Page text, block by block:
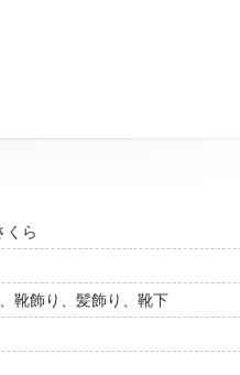
くら
靴飾り、髪飾り、靴下